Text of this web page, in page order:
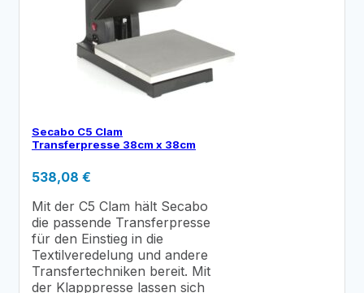
Secabo C5 Clam
Transferpresse 38cm x 38cm
538,08 €
Mit der C5 Clam hält Secabo
die passende Transferpresse
für den Einstieg in die
Textilveredelung und andere
Transfertechniken bereit. Mit
der Klapppresse lassen sich